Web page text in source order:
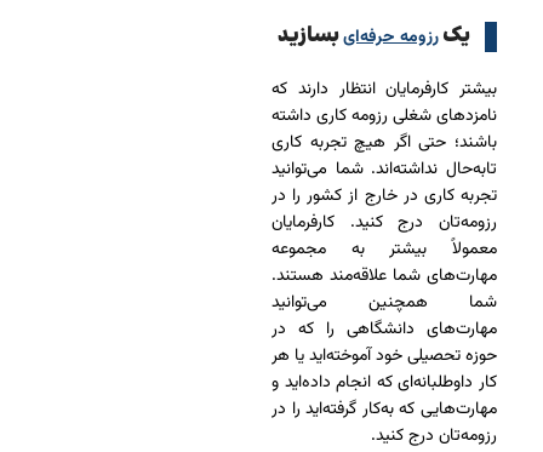
یکرزومه حرفه‌ایبسازید
بیشتر کارفرمایان انتظار دارند که
نامزدهای شغلی رزومه کاری داشته
باشند؛ حتی اگر هیچ تجربه کاری
تابه‌حال نداشته‌اند. شما می‌توانید
تجربه کاری در خارج از کشور را در
رزومه‌تان درج کنید. کارفرمایان
معمولاً بیشتر به مجموعه
مهارت‌های شما علاقه‌مند هستند.
شما همچنین می‌توانید
مهارت‌های دانشگاهی را که در
حوزه تحصیلی خود آموخته‌اید یا هر
کار داوطلبانه‌ای که انجام داده‌اید و
مهارت‌هایی که به‌کار گرفته‌اید را در
رزومه‌تان درج کنید.